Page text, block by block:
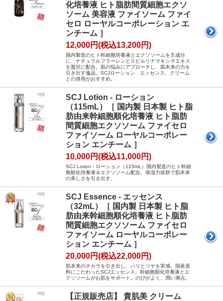
化培養液 ヒト脂肪間質細胞エクソ
ソーム 美容液 ファイソーム ファイ
セロ ローヤルコーポレーション エ
ンチーム ］
12,000円(税込13,200円)
国内製造のヒト幹細胞培養液とエクソソームを主成分
に、ナチュラルフラーレンとスピルリナマキシマエキス
を贅沢に配合。肌の悩みにアプローチし、肌本来の力を
引き出す逸品。SCJローション、エッセンス、クリーム
との併用がおすすめ。
SCJ Lotion - ローション
（115mL）［ 国内製 日本製 ヒト脂
肪由来幹細胞順化培養液 ヒト脂肪
間質細胞エクソソーム ファイセロ
ファイソーム ローヤルコーポレー
ション エンチーム ］
10,000円(税込11,000円)
SCJ Lotion - ローション（115mL）国内製造のヒト幹細
胞順化培養液＆エクソソーム配合。保湿力抜群で肌本来
の美しさを引き出す。
SCJ Essence - エッセンス
（32mL）［ 国内製 日本製 ヒト脂
肪由来幹細胞順化培養液 ヒト脂肪
間質細胞エクソソーム ファイセロ
ファイソーム ローヤルコーポレー
ション エンチーム ］
20,000円(税込22,000円)
肌本来のチカラを引き出し、ハリとツヤを実感。国産原
料にこだわったSCJエッセンス。幹細胞順化培養液とエ
クソソームがお肌をサポート。のびがよく、潤い満点。
【正規販売店】 貴肌美 クリーム